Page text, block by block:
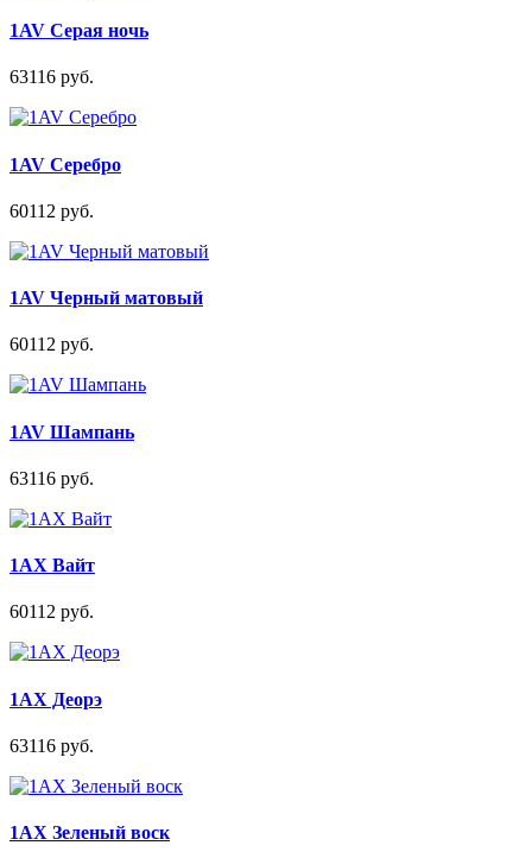
1AV Серая ночь
63116 руб.
1AV Серебро
60112 руб.
1AV Черный матовый
60112 руб.
1AV Шампань
63116 руб.
1AX Вайт
60112 руб.
1AX Деорэ
63116 руб.
1AX Зеленый воск